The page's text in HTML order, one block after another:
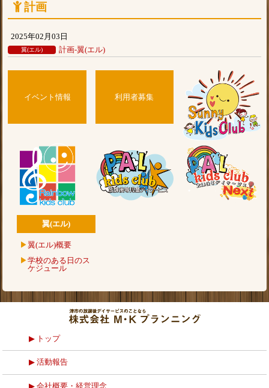
計画
2025年02月03日
翼(エル) 計画-翼(エル)
イベント情報 利用者募集
翼(エル)
翼(エル)概要
学校のある日のス
ケジュール
トップ
活動報告